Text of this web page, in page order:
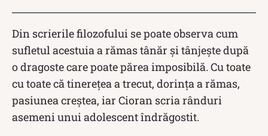
Din scrierile filozofului se poate observa cum
sufletul acestuia a rămas tânăr și tânjește după
o dragoste care poate părea imposibilă. Cu toate
cu toate că tinerețea a trecut, dorința a rămas,
pasiunea creștea, iar Cioran scria rânduri
asemeni unui adolescent îndrăgostit.